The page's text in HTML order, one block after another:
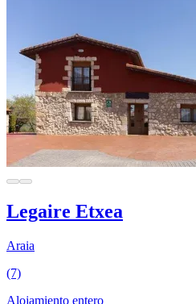
Legaire Etxea
Araia
(7)
Alojamiento entero